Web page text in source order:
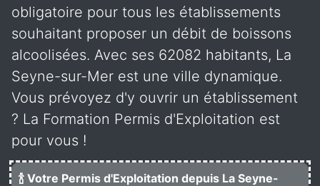
obligatoire pour tous les établissements
souhaitant proposer un débit de boissons
alcoolisées. Avec ses 62082 habitants, La
Seyne-sur-Mer est une ville dynamique.
Vous prévoyez d'y ouvrir un établissement
? La Formation Permis d'Exploitation est
pour vous !
🍾 Votre Permis d'Exploitation depuis La Seyne-